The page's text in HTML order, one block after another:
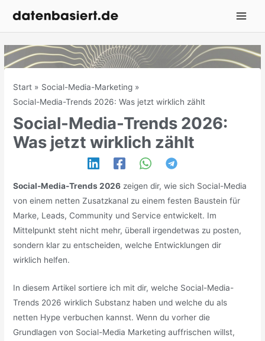
Inhalt
Start
Social-Media-Marketing
Social-Media-Trends 2026: Was jetzt wirklich zählt
Social-Media-Trends 2026:
Was jetzt wirklich zählt
Social-Media-Trends 2026 zeigen dir, wie sich Social-Media
von einem netten Zusatzkanal zu einem festen Baustein für
Marke, Leads, Community und Service entwickelt. Im
Mittelpunkt steht nicht mehr, überall irgendetwas zu posten,
sondern klar zu entscheiden, welche Entwicklungen dir
wirklich helfen.
In diesem Artikel sortiere ich mit dir, welche Social-Media-
Trends 2026 wirklich Substanz haben und welche du als
netten Hype verbuchen kannst. Wenn du vorher die
Grundlagen von Social-Media Marketing auffrischen willst,